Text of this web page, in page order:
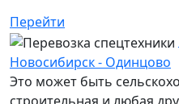
Перейти
Новосибирск - Одинцово
Это может быть